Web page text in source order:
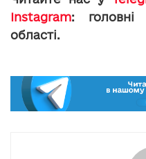
Instagram: головні
області.